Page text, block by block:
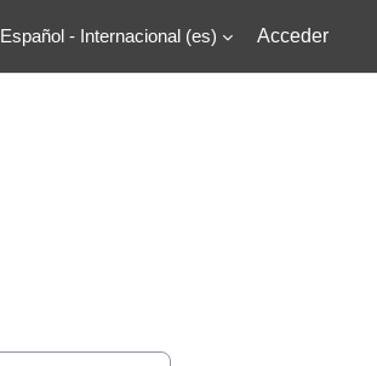
Español - Internacional ‎(es)‎ Acceder